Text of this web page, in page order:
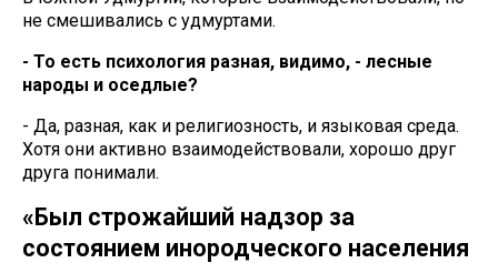
не смешивались с удмуртами.
- То есть психология разная, видимо, - лесные
народы и оседлые?
- Да, разная, как и религиозность, и языковая среда.
Хотя они активно взаимодействовали, хорошо друг
друга понимали.
«Был строжайший надзор за
состоянием инородческого населения